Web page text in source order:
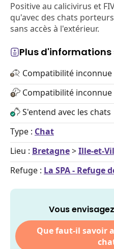
Positive au calicivirus et
qu'avec des chats
sans accès à l'extérieur.
Plus d'informations
Compatibilité inconnue
Compatibilité inconnue
S'entend avec les chats
Type : Chat
Lieu : Bretagne>Ille-et-
Refuge : La SPA - Refuge
Vous
Que faut-il savoir